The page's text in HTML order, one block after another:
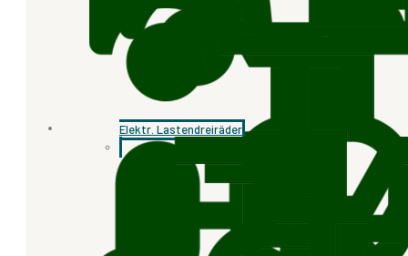
Elektr. Lastendreiräder